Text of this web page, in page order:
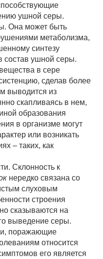
ушной серы.
Она может быть
метаболизма,
синтезу
состав ушной серы.
в сере
сделав более
выводится из
скапливаясь в нем,
образования
в организме могут
или возникать
– таких, как
Склонность к
нередко связана со
слуховым
строения
сказываются на
выведение серы.
поражающие
относится
его является